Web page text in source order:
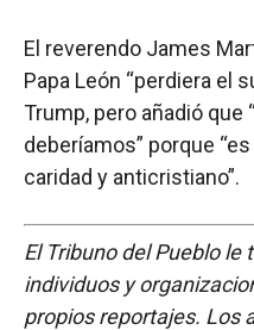
El reverendo James
Papa León “perdiera el
Trump, pero añadió
deberíamos” porque
caridad y anticristiano”.
El Tribuno del Pueblo
individuos y
propios reportajes. Los